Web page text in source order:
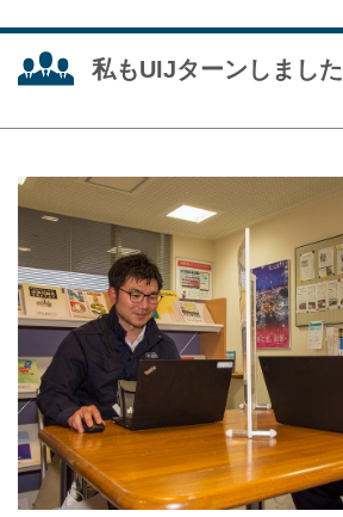
私もUIJターンしました